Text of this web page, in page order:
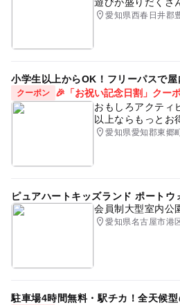
愛知県西春日井郡
小学生以上からOK！フリーパスで
クーポン
🎉「お祝い記念日割」クー
おもしろアクティ
以上ならもっとお
愛知県愛知郡東郷
ピュアハートキッズランド ポートウ
会員制大型室内公
愛知県名古屋市港
駐車場4時間無料・駅チカ！全天候